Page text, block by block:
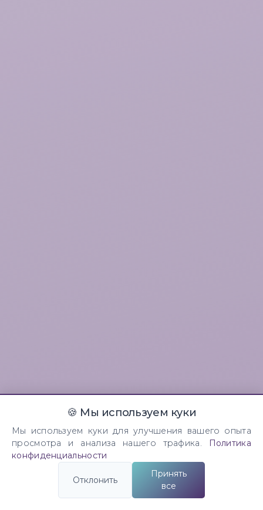
🍪 Мы используем куки
Мы используем куки для улучшения вашего опыта
просмотра и анализа нашего трафика.
Политика
конфиденциальности
Отклонить
Принять
все